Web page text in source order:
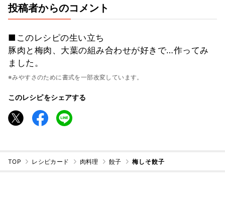
投稿者からのコメント
■このレシピの生い立ち
豚肉と梅肉、大葉の組み合わせが好きで…作ってみ
ました。
※みやすさのために書式を一部改変しています。
このレシピをシェアする
TOP レシピカード 肉料理 餃子 梅しそ餃子